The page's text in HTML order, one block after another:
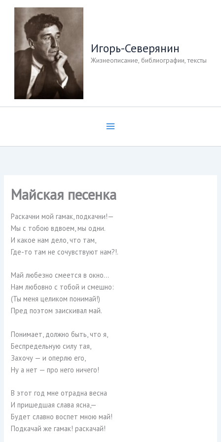
Перейти
содержимому
Игорь-Северянин
Жизнеописание, библиографии, тексты
Майская песенка
Раскачни мой гамак, подкачни!—
Мы с тобою вдвоем, мы одни.
И какое нам дело, что там,
Где-то там не сочувствуют нам?!.
Май любезно смеется в окно…
Нам любовно с тобой и смешно:
(Ты меня целиком понимай!)
Пред поэтом заискивал май.
Понимает, должно быть, что я,
Беспредельную силу тая,
Захочу — и оперлю его,
Ну а нет — про него ничего!
В этот год мне отрадна весна
И пришедшая слава ясна,—
Будет славно воспет мною май!
Подкачай же гамак! раскачай!